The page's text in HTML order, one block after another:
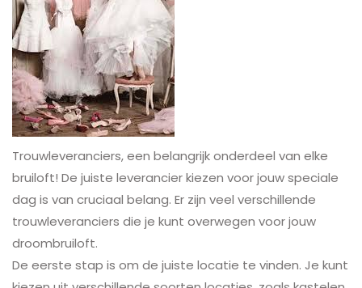
Trouwleveranciers, een belangrijk onderdeel van elke
bruiloft! De juiste leverancier kiezen voor jouw speciale
dag is van cruciaal belang. Er zijn veel verschillende
trouwleveranciers die je kunt overwegen voor jouw
droombruiloft.
De eerste stap is om de juiste locatie te vinden. Je kunt